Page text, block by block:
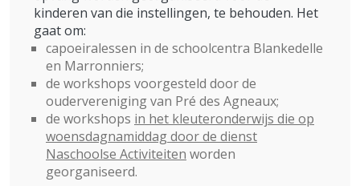
kinderen van die instellingen, te behouden. Het
gaat om:
capoeiralessen in de schoolcentra Blankedelle
en Marronniers;
de workshops voorgesteld door de
oudervereniging van Pré des Agneaux;
de workshops in het kleuteronderwijs die op
woensdagnamiddag door de dienst
Naschoolse Activiteiten worden
georganiseerd.